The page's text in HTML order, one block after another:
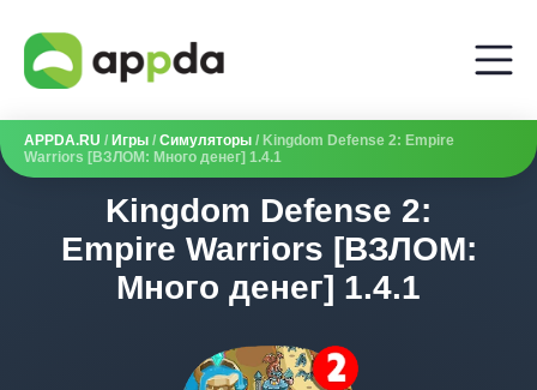
APPDA.RU / Игры / Симуляторы / Kingdom Defense 2: Empire
Warriors [ВЗЛОМ: Много денег] 1.4.1
Kingdom Defense 2:
Empire Warriors [ВЗЛОМ:
Много денег] 1.4.1